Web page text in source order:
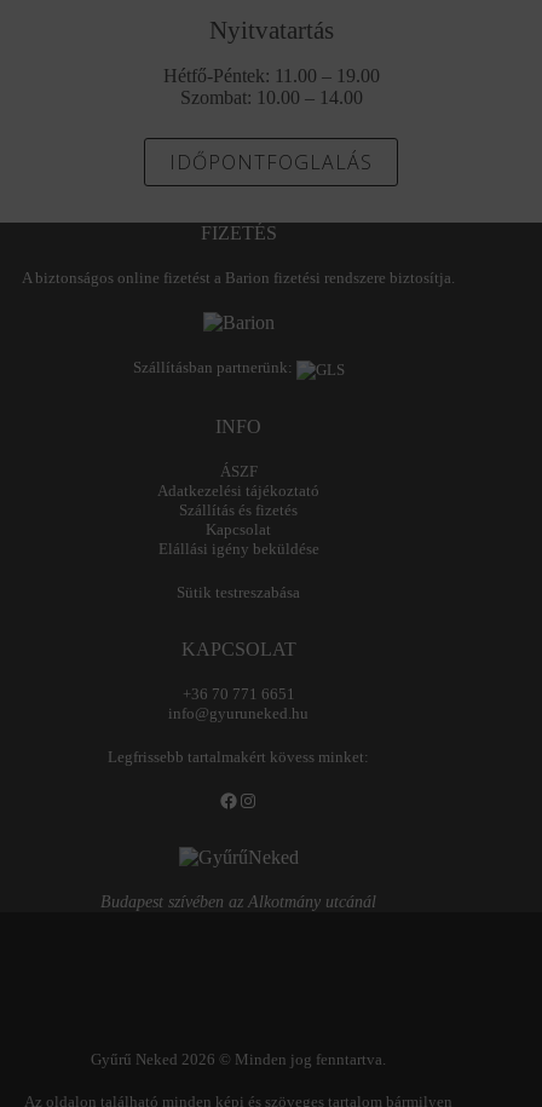
Nyitvatartás
Hétfő-Péntek: 11.00 – 19.00
Szombat: 10.00 – 14.00
IDŐPONTFOGLALÁS
FIZETÉS
A biztonságos online fizetést a Barion fizetési rendszere biztosítja.
Szállításban partnerünk:
INFO
ÁSZF
Adatkezelési tájékoztató
Szállítás és fizetés
Kapcsolat
Elállási igény beküldése
Sütik testreszabása
KAPCSOLAT
+36 70 771 6651
info@gyuruneked.hu
Legfrissebb tartalmakért kövess minket:
Facebook
Instagram
Budapest szívében az Alkotmány utcánál
Gyűrű Neked 2026 © Minden jog fenntartva.
Az oldalon található minden képi és szöveges tartalom bármilyen